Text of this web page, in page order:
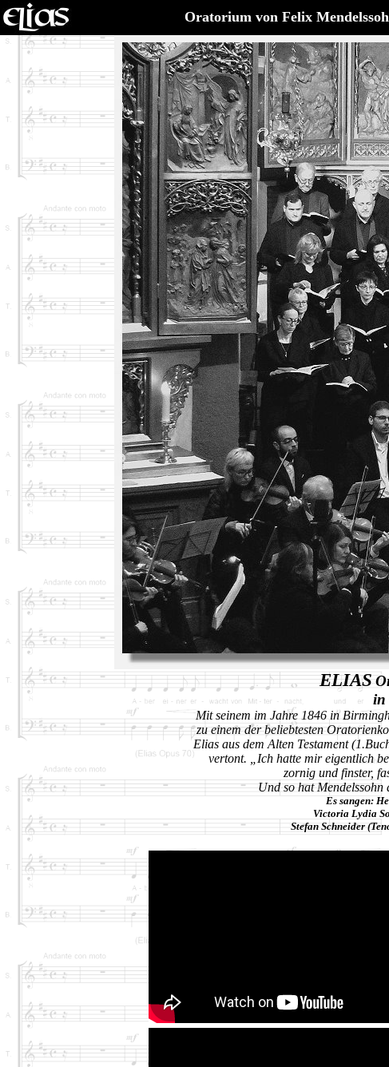
Oratorium von Felix
ELIAS
in
Mit seinem im Jahre 1846 in
zu einemder beliebtesten
Elias aus dem Alten Testament
vertont. „Ich hattemir eigentlich
zornig und finster,
Und so hat
Es sangen:
Victoria Lydia
Stefan Schneider